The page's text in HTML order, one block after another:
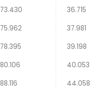
73.430
36.715
75.962
37.981
78.395
39.198
80.106
40.053
88.116
44.058